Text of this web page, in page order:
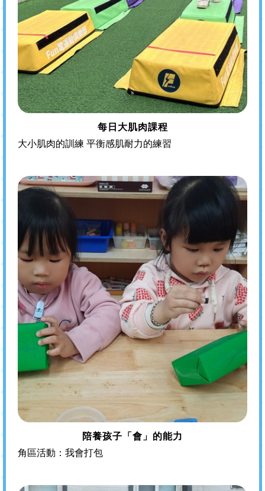
每日大肌肉課程
大小肌肉的訓練 平衡感肌耐力的練習
陪養孩子「會」的能力
角區活動：我會打包